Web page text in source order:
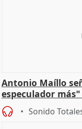
Antonio Maíllo
especulador
Becerril
Sonido